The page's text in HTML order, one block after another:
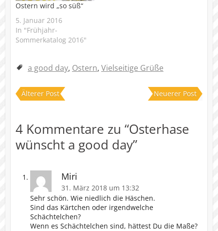
Ostern wird „so süß“
5. Januar 2016
In "Frühjahr-
Sommerkatalog 2016"
a good day, Ostern, Vielseitige Grüße
Älterer Post Neuerer Post
4 Kommentare zu “Osterhase
wünscht a good day”
Miri
31. März 2018 um 13:32
Sehr schön. Wie niedlich die Häschen.
Sind das Kärtchen oder irgendwelche
Schächtelchen?
Wenn es Schächtelchen sind, hättest Du die Maße?